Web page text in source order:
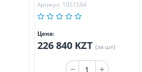
Артикул: 1051594
Цена:
226 840 KZT (за шт)